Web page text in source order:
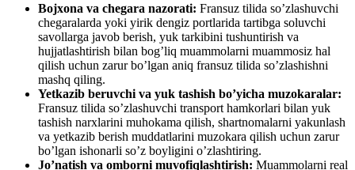
Bojxona va chegara nazorati: Fransuz tilida so’zlashuvchi
chegaralarda yoki yirik dengiz portlarida tartibga soluvchi
savollarga javob berish, yuk tarkibini tushuntirish va
hujjatlashtirish bilan bog’liq muammolarni muammosiz hal
qilish uchun zarur bo’lgan aniq fransuz tilida so’zlashishni
mashq qiling.
Yetkazib beruvchi va yuk tashish bo’yicha muzokaralar:
Fransuz tilida so’zlashuvchi transport hamkorlari bilan yuk
tashish narxlarini muhokama qilish, shartnomalarni yakunlash
va yetkazib berish muddatlarini muzokara qilish uchun zarur
bo’lgan ishonarli so’z boyligini o’zlashtiring.
Jo’natish va omborni muvofiqlashtirish: Muammolarni real